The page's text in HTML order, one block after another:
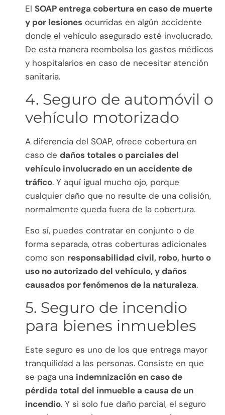
El SOAP entrega cobertura en caso de muerte
y por lesiones ocurridas en algún accidente
donde el vehículo asegurado esté involucrado.
De esta manera reembolsa los gastos médicos
y hospitalarios en caso de necesitar atención
sanitaria.
4. Seguro de automóvil o
vehículo motorizado
A diferencia del SOAP, ofrece cobertura en
caso de daños totales o parciales del
vehículo involucrado en un accidente de
tráfico. Y aquí igual mucho ojo, porque
cualquier daño que no resulte de una colisión,
normalmente queda fuera de la cobertura.
Eso sí, puedes contratar en conjunto o de
forma separada, otras coberturas adicionales
como son responsabilidad civil, robo, hurto o
uso no autorizado del vehículo, y daños
causados por fenómenos de la naturaleza.
5. Seguro de incendio
para bienes inmuebles
Este seguro es uno de los que entrega mayor
tranquilidad a las personas. Consiste en que
se paga una indemnización en caso de
pérdida total del inmueble a causa de un
incendio. Y si solo fue daño parcial, el seguro